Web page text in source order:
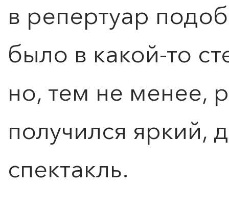
в репертуар
было в какой-то
но, тем не менее,
получился яркий,
спектакль.